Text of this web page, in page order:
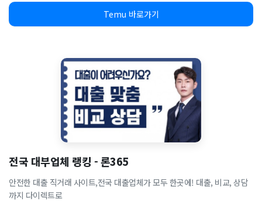
Temu 바로가기
전국 대부업체 랭킹 - 론365
안전한 대출 직거래 사이트,전국 대출업체가 모두 한곳에! 대출, 비교, 상담
까지 다이렉트로